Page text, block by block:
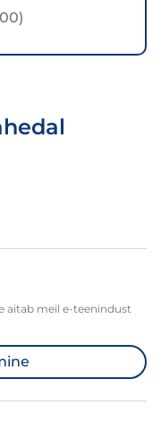
aitab meil e-teenindust